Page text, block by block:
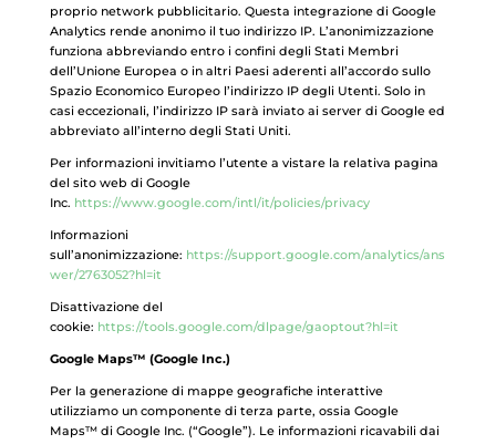
proprio network pubblicitario. Questa integrazione di Google
Analytics rende anonimo il tuo indirizzo IP. L’anonimizzazione
funziona abbreviando entro i confini degli Stati Membri
dell’Unione Europea o in altri Paesi aderenti all’accordo sullo
Spazio Economico Europeo l’indirizzo IP degli Utenti. Solo in
casi eccezionali, l’indirizzo IP sarà inviato ai server di Google ed
abbreviato all’interno degli Stati Uniti.
Per informazioni invitiamo l’utente a vistare la relativa pagina
del sito web di Google
Inc. https://www.google.com/intl/it/policies/privacy
Informazioni
sull’anonimizzazione: https://support.google.com/analytics/ans
wer/2763052?hl=it
Disattivazione del
cookie: https://tools.google.com/dlpage/gaoptout?hl=it
Google Maps™ (Google Inc.)
Per la generazione di mappe geografiche interattive
utilizziamo un componente di terza parte, ossia Google
Maps™ di Google Inc. (“Google”). Le informazioni ricavabili dai